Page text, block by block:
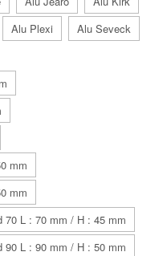
Alu Plexi
Alu Seveck
mm
mm
70 L : 70 mm / H : 45 mm
90 L : 90 mm / H : 50 mm